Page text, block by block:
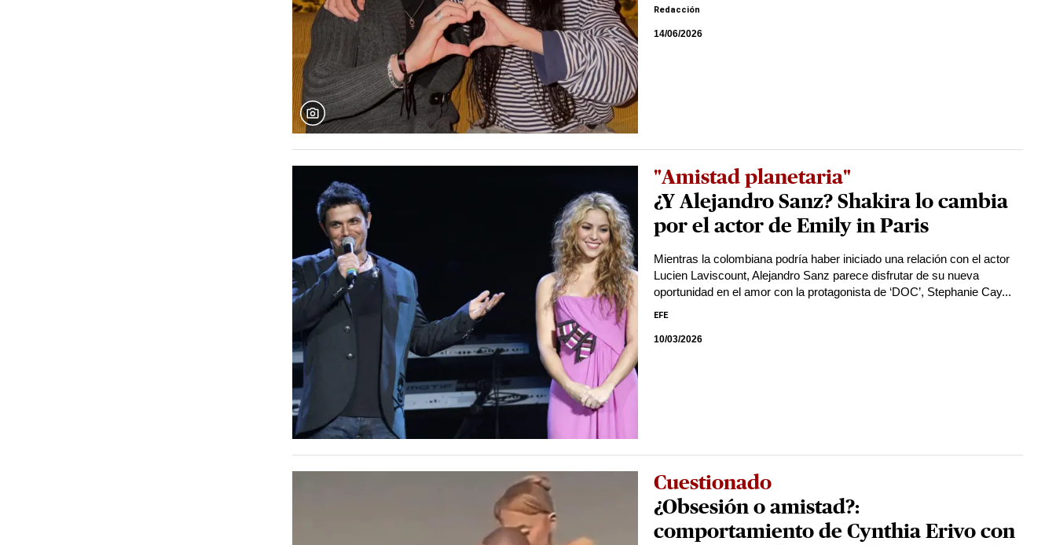
Redacción
14/06/2026
"Amistad planetaria"
¿Y Alejandro Sanz? Shakira lo cambia
por el actor de Emily in Paris
Mientras la colombiana podría haber iniciado una relación con el actor
Lucien Laviscount, Alejandro Sanz parece disfrutar de su nueva
oportunidad en el amor con la protagonista de ‘DOC’, Stephanie Cay...
EFE
10/03/2026
Cuestionado
¿Obsesión o amistad?:
comportamiento de Cynthia Erivo con